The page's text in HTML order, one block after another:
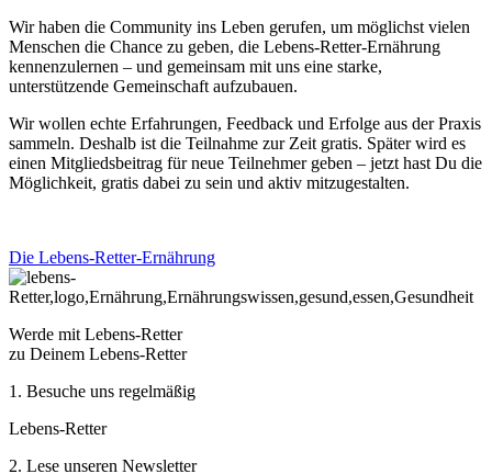
Wir haben die Community ins Leben gerufen, um möglichst vielen
Menschen die Chance zu geben, die Lebens-Retter-Ernährung
kennenzulernen – und gemeinsam mit uns eine starke,
unterstützende Gemeinschaft aufzubauen.
Wir wollen echte Erfahrungen, Feedback und Erfolge aus der Praxis
sammeln. Deshalb ist die Teilnahme zur Zeit gratis. Später wird es
einen Mitgliedsbeitrag für neue Teilnehmer geben – jetzt hast Du die
Möglichkeit, gratis dabei zu sein und aktiv mitzugestalten.
Die Lebens-Retter-Ernährung
Werde mit Lebens-Retter
zu Deinem Lebens-Retter
1. Besuche uns regelmäßig
Lebens-Retter
2. Lese unseren Newsletter